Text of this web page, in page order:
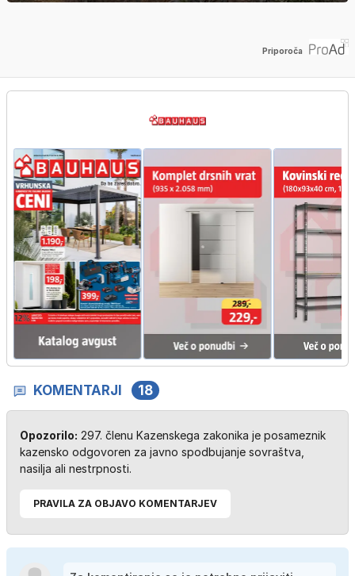
Priporoča
KOMENTARJI 18
Opozorilo: 297. členu Kazenskega zakonika je posameznik
kazensko odgovoren za javno spodbujanje sovraštva,
nasilja ali nestrpnosti.
PRAVILA ZA OBJAVO KOMENTARJEV